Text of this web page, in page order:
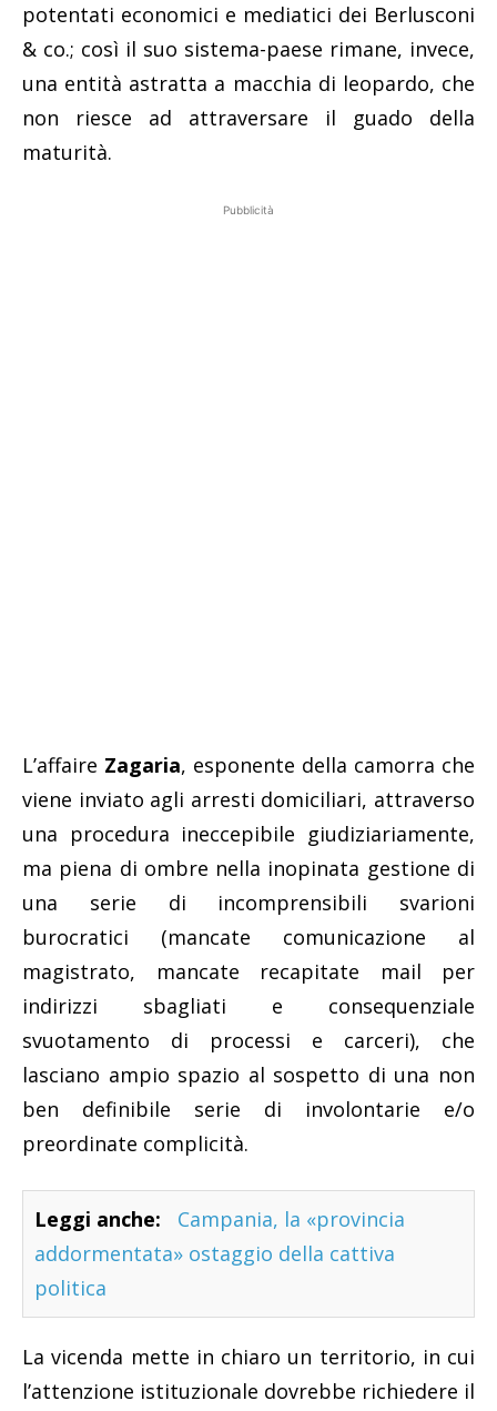
potentati economici e mediatici dei Berlusconi
& co.; così il suo sistema-paese rimane, invece,
una entità astratta a macchia di leopardo, che
non riesce ad attraversare il guado della
maturità.
Pubblicità
L’affaire Zagaria, esponente della camorra che
viene inviato agli arresti domiciliari, attraverso
una procedura ineccepibile giudiziariamente,
ma piena di ombre nella inopinata gestione di
una serie di incomprensibili svarioni
burocratici (mancate comunicazione al
magistrato, mancate recapitate mail per
indirizzi sbagliati e consequenziale
svuotamento di processi e carceri), che
lasciano ampio spazio al sospetto di una non
ben definibile serie di involontarie e/o
preordinate complicità.
Leggi anche:
Campania, la «provincia
addormentata» ostaggio della cattiva
politica
La vicenda mette in chiaro un territorio, in cui
l’attenzione istituzionale dovrebbe richiedere il